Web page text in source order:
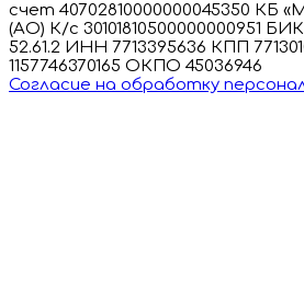
счет 40702810000000045350 КБ
(АО) К/с 30101810500000000951
52.61.2 ИНН 7713395636 КПП
1157746370165 ОКПО 45036946
Согласие на обработку